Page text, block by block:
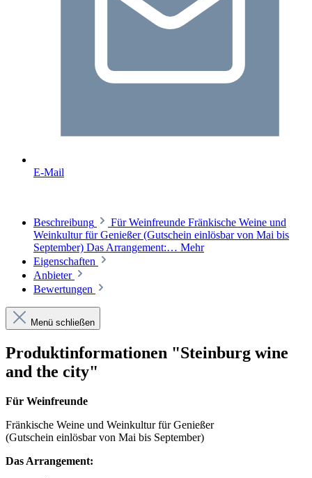
E-Mail
Beschreibung
Für Weinfreunde Fränkische Weine und
Weinkultur für Genießer (Gutschein einlösbar von Mai bis
September) Das Arrangement:… Mehr
Eigenschaften
Anbieter
Bewertungen
Menü schließen
Produktinformationen "Steinburg wine
and the city"
Für Weinfreunde
Fränkische Weine und Weinkultur für Genießer
(Gutschein einlösbar von Mai bis September)
Das Arrangement: